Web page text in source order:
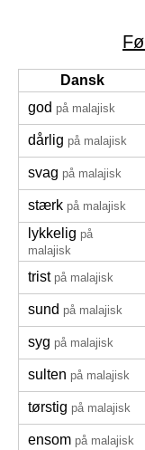
Dansk
god på malajisk
dårlig på malajisk
svag på malajisk
stærk på malajisk
lykkelig på
malajisk
trist på malajisk
sund på malajisk
syg på malajisk
sulten på malajisk
tørstig på malajisk
ensom på malajisk